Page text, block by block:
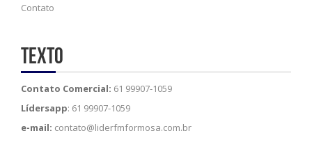
Contato
Texto
Contato Comercial: 61 99907-1059
Lídersapp: 61 99907-1059
e-mail: contato@liderfmformosa.com.br